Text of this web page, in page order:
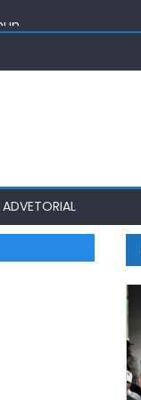
ADVETORIAL